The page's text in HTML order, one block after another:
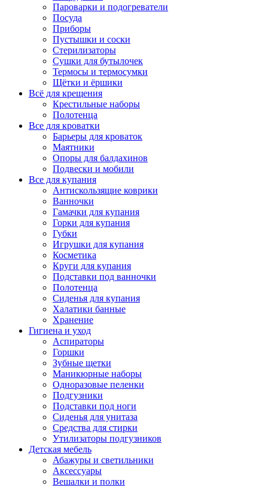
Пароварки и подогреватели
Посуда
Приборы
Пустышки и соски
Стерилизаторы
Сушки для бутылочек
Термосы и термосумки
Щётки и ёршики
Всё для крещения
Крестильные наборы
Полотенца
Все для кроватки
Барьеры для кроваток
Маятники
Опоры для балдахинов
Подвески и мобили
Все для купания
Антискользящие коврики
Ванночки
Гамачки для купания
Горки для купания
Губки
Игрушки для купания
Косметика
Круги для купания
Подставки под ванночки
Полотенца
Сиденья для купания
Халатики банные
Хранение
Гигиена и уход
Аспираторы
Горшки
Зубные щетки
Маникюрные наборы
Одноразовые пеленки
Подгузники
Подставки под ноги
Сиденья для унитаза
Средства для стирки
Утилизаторы подгузников
Детская мебель
Абажуры и светильники
Аксессуары
Вешалки и полки